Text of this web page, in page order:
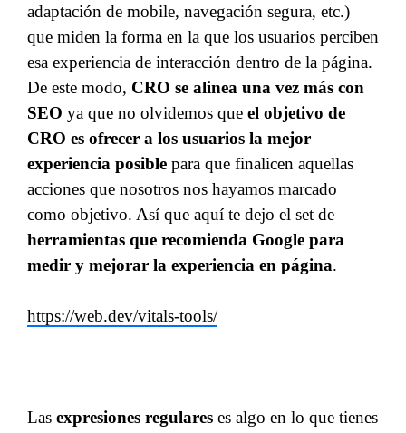
adaptación de mobile, navegación segura, etc.)
que miden la forma en la que los usuarios perciben
esa experiencia de interacción dentro de la página.
De este modo, CRO se alinea una vez más con
SEO ya que no olvidemos que el objetivo de
CRO es ofrecer a los usuarios la mejor
experiencia posible para que finalicen aquellas
acciones que nosotros nos hayamos marcado
como objetivo. Así que aquí te dejo el set de
herramientas que recomienda Google para
medir y mejorar la experiencia en página.
https://web.dev/vitals-tools/
Las expresiones regulares es algo en lo que tienes